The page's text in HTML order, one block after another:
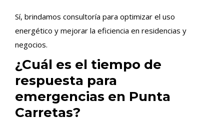
Sí, brindamos consultoría para optimizar el uso
energético y mejorar la eficiencia en residencias y
negocios.
¿Cuál es el tiempo de
respuesta para
emergencias en Punta
Carretas?